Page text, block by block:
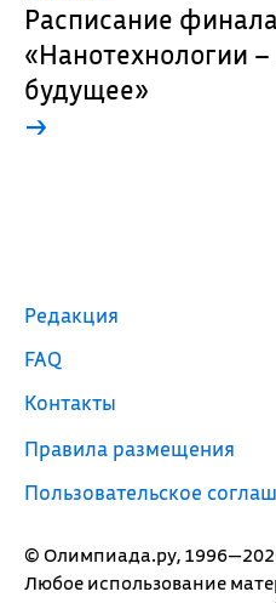
Расписание
«Нанотехнологии
будущее»
→
© Олимпиада.ру,
Любое использование
Редакция
FAQ
Контакты
Правила размещения
Пользовательское